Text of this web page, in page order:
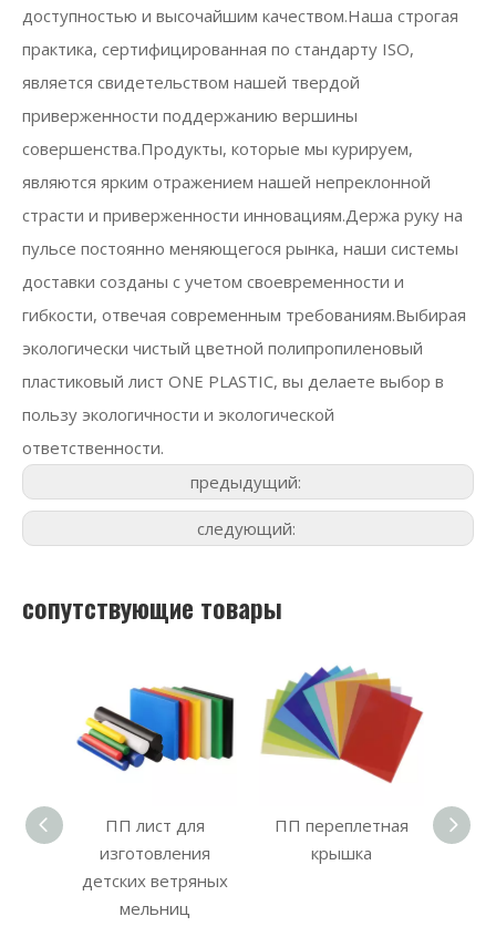
доступностью и высочайшим качеством.Наша строгая
практика, сертифицированная по стандарту ISO,
является свидетельством нашей твердой
приверженности поддержанию вершины
совершенства.Продукты, которые мы курируем,
являются ярким отражением нашей непреклонной
страсти и приверженности инновациям.Держа руку на
пульсе постоянно меняющегося рынка, наши системы
доставки созданы с учетом своевременности и
гибкости, отвечая современным требованиям.Выбирая
экологически чистый цветной полипропиленовый
пластиковый лист ONE PLASTIC, вы делаете выбор в
пользу экологичности и экологической
ответственности.
предыдущий:
следующий:
сопутствующие товары
ПП лист для
изготовления
детских ветряных
мельниц
ПП переплетная
крышка